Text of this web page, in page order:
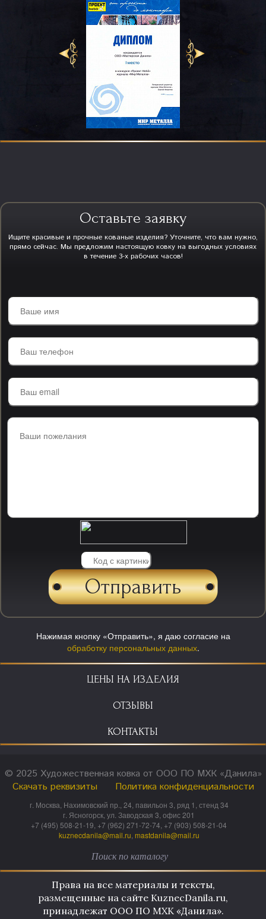
Оставьте заявку
Ищите красивые и прочные кованые изделия? Уточните, что вам нужно,
прямо сейчас. Мы предложим настоящую ковку на выгодных условиях
в течение 3-х рабочих часов!
Нажимая кнопку «Отправить», я даю согласие на
обработку персональных данных.
ЦЕНЫ НА ИЗДЕЛИЯ
ОТЗЫВЫ
КОНТАКТЫ
© 2025 Художественная ковка от ООО ПО МХК «Данила»
Скачать реквизиты
Политика конфиденциальности
г. Москва, Нахимовский пр., 24, павильон 3, ряд 1, стенд 34
г. Ясногорск, ул. Заводская 3, офис 201
+7 (495) 508-21-19, +7 (962) 271-72-74, +7 (903) 508-21-04
kuznecdanila@mail.ru mastdanila@mail.ru
Права на все материалы и тексты,
размещенные на сайте KuznecDanila.ru,
принадлежат ООО ПО МХК «Данила».